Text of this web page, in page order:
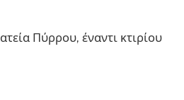
Πύρρου, έναντι κτιρίου